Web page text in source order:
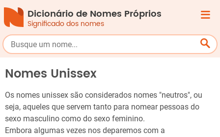
Dicionário de Nomes Próprios
Significado dos nomes
Nomes Unissex
Os nomes unissex são considerados nomes "neutros", ou
seja, aqueles que servem tanto para nomear pessoas do
sexo masculino como do sexo feminino.
Embora algumas vezes nos deparemos com a